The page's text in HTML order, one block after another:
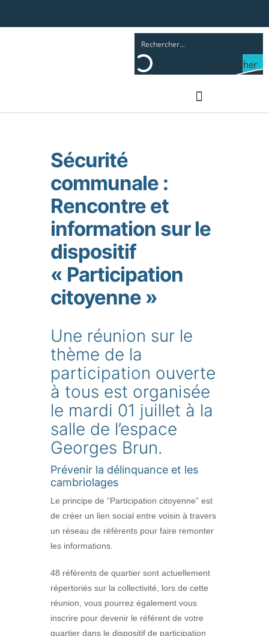
Rechercher
Sécurité
communale :
Rencontre et
information sur le
dispositif
« Participation
citoyenne »
Une réunion sur le
thème de la
participation ouverte
à tous est organisée
le mardi 01 juillet à la
salle de l’espace
Georges Brun.
Prévenir la délinquance et les
cambriolages
Le principe de “Participation citoyenne” est
de créer un lien social entre voisin à travers
un réseau de référents pour faire remonter
les informations.
48 référents de quartier sont actuellement
répertoriés sur la collectivité, lors de cette
réunion, vous pourrez également vous
inscrire pour devenir le référent de votre
quartier dans le dispositif de participation